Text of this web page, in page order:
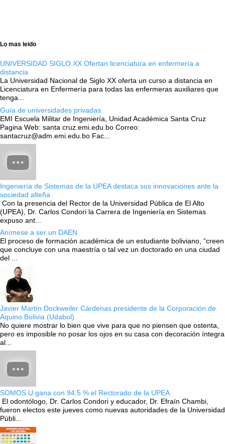
Lo mas leido
UNIVERSIDAD SIGLO XX Ofertan licenciatura en enfermería a
distancia
La Universidad Nacional de Siglo XX oferta un curso a distancia en
Licenciatura en Enfermería para todas las enfermeras auxiliares que
tenga...
Guía de universidades privadas
EMI Escuela Militar de Ingeniería, Unidad Académica Santa Cruz
Pagina Web: santa cruz.emi.edu.bo Correo:
santacruz@adm.emi.edu.bo Fac...
Ingeniería de Sistemas de la UPEA destaca sus innovaciones ante la
sociedad alteña
Con la presencia del Rector de la Universidad Pública de El Alto
(UPEA), Dr. Carlos Condori la Carrera de Ingeniería en Sistemas
expuso ant...
Anímese a ser un DAEN
El proceso de formación académica de un estudiante boliviano, “creen
que concluye con una maestría o tal vez un doctorado en una ciudad
del ...
Javier Martín Dockweiler Cárdenas presidente de la Corporación de
Aquino Bolivia (Udabol)
No quiere mostrar lo bien que vive para que no piensen que ostenta,
pero es imposible no posar los ojos en su casa con decoración íntegra
al...
SOMOS U gana con 94.5 % el Rectorado de la UPEA
El odontólogo, Dr. Carlos Condori y educador, Dr. Efraín Chambi,
fueron electos este jueves como nuevas autoridades de la Universidad
Públi...